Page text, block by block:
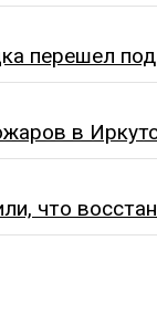
перешел
в
что